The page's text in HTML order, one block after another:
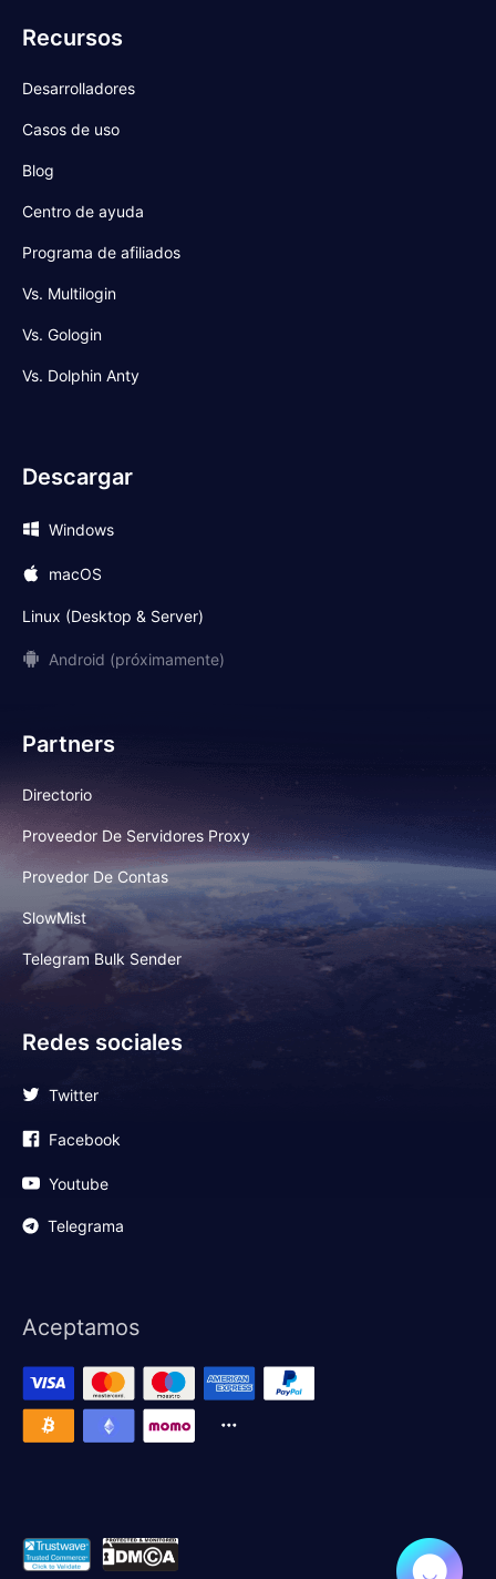
Recursos
Desarrolladores
Casos de uso
Blog
Centro de ayuda
Programa de afiliados
Vs. Multilogin
Vs. Gologin
Vs. Dolphin Anty
Descargar
Windows
macOS
Linux (Desktop & Server)
Android (próximamente)
Partners
Directorio
Proveedor De Servidores Proxy
Provedor De Contas
SlowMist
Telegram Bulk Sender
Redes sociales
Twitter
Facebook
Youtube
Telegrama
Aceptamos